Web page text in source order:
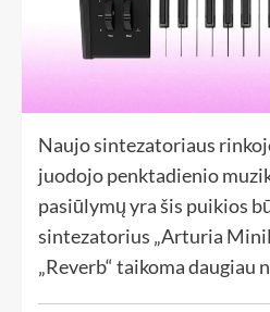
Naujo sintezatoriaus
juodojo penktadienio
pasiūlymų yra šis puikios
sintezatorius „Arturia
„Reverb“ taikoma daugiau